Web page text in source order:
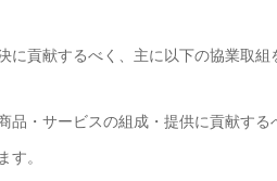
貢献するべく、主に以下の協業取組
品・サービスの組成・提供に貢献す
す。